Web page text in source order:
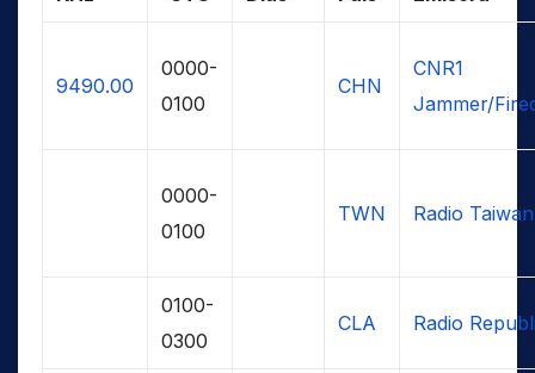
9490.00
0000-
0100
CHN
CNR1
Jammer/
0000-
0100
TWN Radio
0100-
0300
CLA Radio